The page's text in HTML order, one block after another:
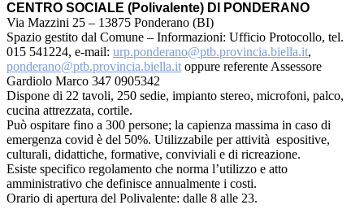
CENTRO SOCIALE (Polivalente) DI PONDERANO
Via Mazzini 25 – 13875 Ponderano (BI)
Spazio gestito dal Comune – Informazioni: Ufficio Protocollo, tel.
015 541224, e-mail: urp.ponderano@ptb.provincia.biella.it,
ponderano@ptb.provincia.biella.it oppure referente Assessore
Gardiolo Marco 347 0905342
Dispone di 22 tavoli, 250 sedie, impianto stereo, microfoni, palco,
cucina attrezzata, cortile.
Può ospitare fino a 300 persone; la capienza massima in caso di
emergenza covid è del 50%. Utilizzabile per attività espositive,
culturali, didattiche, formative, conviviali e di ricreazione.
Esiste specifico regolamento che norma l’utilizzo e atto
amministrativo che definisce annualmente i costi.
Orario di apertura del Polivalente: dalle 8 alle 23.